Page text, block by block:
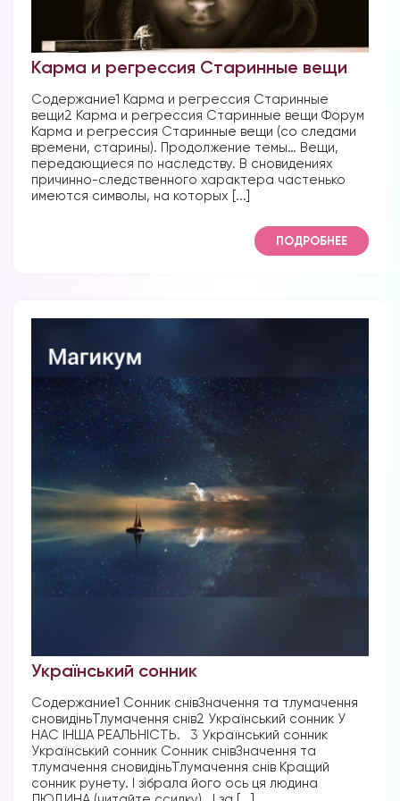
Карма и регрессия Старинные вещи
Содержание1 Карма и регрессия Старинные
вещи2 Карма и регрессия Старинные вещи Форум
Карма и регрессия Старинные вещи (со следами
времени, старины). Продолжение темы… Вещи,
передающиеся по наследству. В сновидениях
причинно-следственного характера частенько
имеются символы, на которых [...]
ПОДРОБНЕЕ
Український сонник
Содержание1 Сонник снівЗначення та тлумачення
сновидіньТлумачення снів2 Український сонник У
НАС ІНША РЕАЛЬНІСТЬ.⠀3 Український сонник
Український сонник Сонник снівЗначення та
тлумачення сновидіньТлумачення снів Кращий
сонник рунету. І зібрала його ось ця людина
Наши форумы
Форум в Телеграм
Форум на сайте